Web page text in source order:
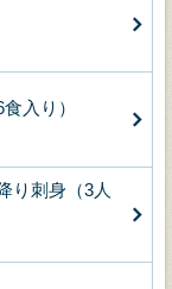
入り）
り刺身（3人